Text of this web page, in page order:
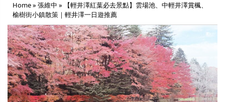
Home» 張維中 » 【輕井澤紅葉必去景點】雲場池、中輕井澤賞楓、
榆樹街小鎮散策｜輕井澤一日遊推薦